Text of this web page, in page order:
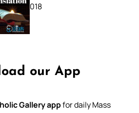
11, 2018
our App
Gallery appfor daily Mass